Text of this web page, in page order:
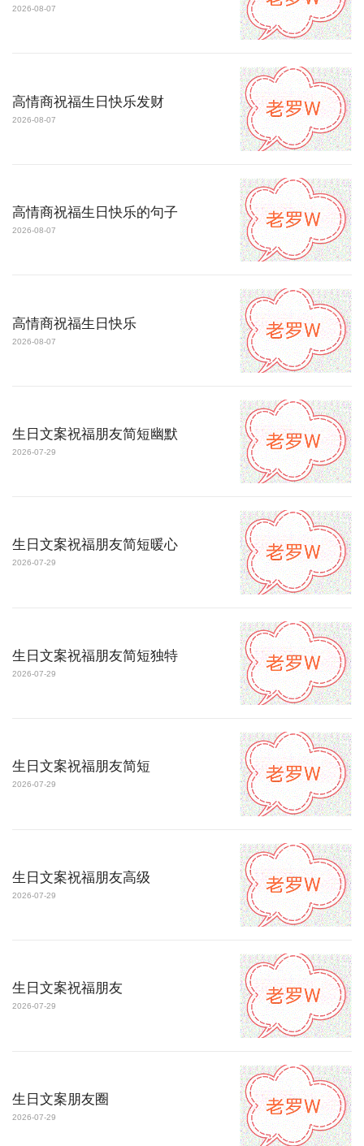
2026-08-07
高情商祝福生日快乐发财
2026-08-07
高情商祝福生日快乐的句子
2026-08-07
高情商祝福生日快乐
2026-08-07
生日文案祝福朋友简短幽默
2026-07-29
生日文案祝福朋友简短暖心
2026-07-29
生日文案祝福朋友简短独特
2026-07-29
生日文案祝福朋友简短
2026-07-29
生日文案祝福朋友高级
2026-07-29
生日文案祝福朋友
2026-07-29
生日文案朋友圈
2026-07-29